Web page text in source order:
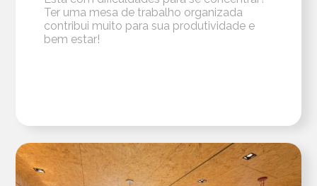
Ter uma mesa de trabalho organizada
contribui muito para sua produtividade e
bem estar!